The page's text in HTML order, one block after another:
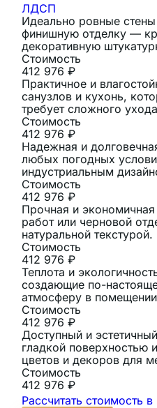
ЛДСП
Идеально ровные
финишную отделку —
декоративную
Стоимость
412 976 ₽
Практичное и
санузлов и кухонь,
требует сложного
Стоимость
412 976 ₽
Надежная и
любых погодных
индустриальным
Стоимость
412 976 ₽
Прочная и
работ или черновой
натуральной текстурой.
Стоимость
412 976 ₽
Теплота и
создающие по-
атмосферу в
Стоимость
412 976 ₽
Доступный и
гладкой поверхностью
цветов и декоров для
Стоимость
412 976 ₽
Рассчитать стоимость